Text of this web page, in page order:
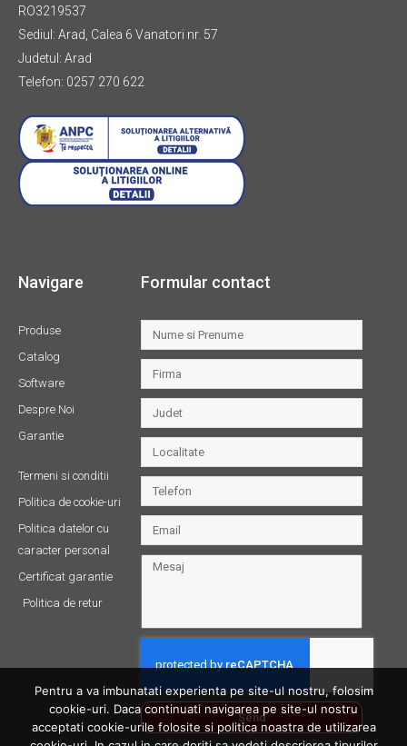
RO3219537
Sediul: Arad, Calea 6 Vanatori nr. 57
Judetul: Arad
Telefon: 0257 270 622
Navigare
Produse
Catalog
Software
Despre Noi
Garantie
Termeni si conditii
Politica de cookie-uri
Politica datelor cu
caracter personal
Certificat garantie
Politica de retur
Formular contact
Send
Pentru a va imbunatati experienta pe site-ul nostru, folosim
cookie-uri. Daca continuati navigarea pe site-ul nostru
acceptati cookie-urile folosite si politica noastra de utilizarea